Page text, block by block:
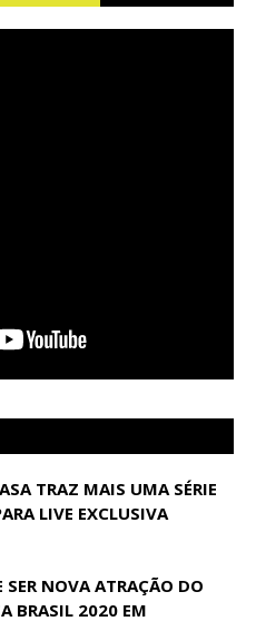
TRAZ MAIS UMA SÉRIE
LIVE EXCLUSIVA
SER NOVA ATRAÇÃO DO
BRASIL 2020 EM